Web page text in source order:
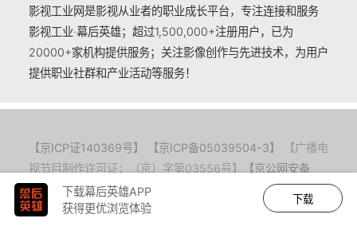
影视工业网是影视从业者的职业成长平台，专注连接和服务
影视工业·幕后英雄；超过1,500,000+注册用户，已为
20000+家机构提供服务；关注影像创作与先进技术，为用户
提供职业社群和产业活动等服务！
【京ICP证140369号】 【京ICP备05039504-3】
【广播电
视节目制作许可证：（京）字第03556号】
【京公网安备
11010802014616号】
下载幕后英雄APP
获得更优浏览体验
下载